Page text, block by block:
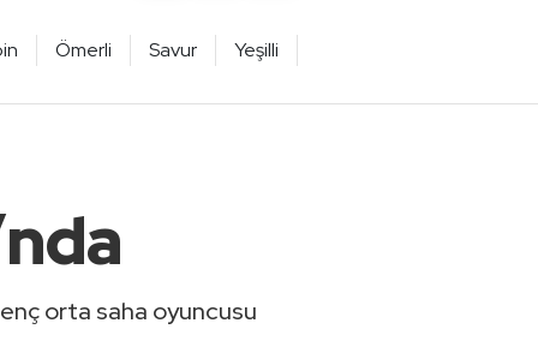
Ömerli Savur Yeşilli
orta saha oyuncusu